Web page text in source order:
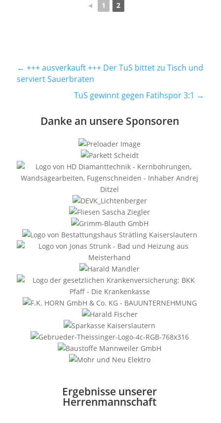
◄ 1 2
← +++ ausverkauft +++ Der TuS bittet zu Tisch und
serviert Sauerbraten
TuS gewinnt gegen Fatihspor 3:1 →
Danke an unsere Sponsoren
Ergebnisse unserer
Herrenmannschaft